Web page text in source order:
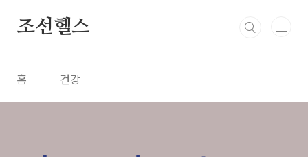
조선헬스
홈 건강